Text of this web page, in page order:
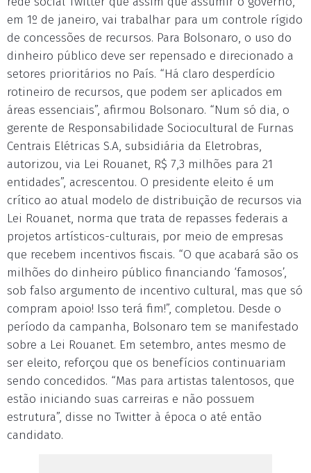
em 1º de janeiro, vai trabalhar para um controle rígido
de concessões de recursos. Para Bolsonaro, o uso do
dinheiro público deve ser repensado e direcionado a
setores prioritários no País. “Há claro desperdício
rotineiro de recursos, que podem ser aplicados em
áreas essenciais”, afirmou Bolsonaro. “Num só dia, o
gerente de Responsabilidade Sociocultural de Furnas
Centrais Elétricas S.A, subsidiária da Eletrobras,
autorizou, via Lei Rouanet, R$ 7,3 milhões para 21
entidades”, acrescentou. O presidente eleito é um
crítico ao atual modelo de distribuição de recursos via
Lei Rouanet, norma que trata de repasses federais a
projetos artísticos-culturais, por meio de empresas
que recebem incentivos fiscais. “O que acabará são os
milhões do dinheiro público financiando ‘famosos’,
sob falso argumento de incentivo cultural, mas que só
compram apoio! Isso terá fim!”, completou. Desde o
período da campanha, Bolsonaro tem se manifestado
sobre a Lei Rouanet. Em setembro, antes mesmo de
ser eleito, reforçou que os benefícios continuariam
sendo concedidos. “Mas para artistas talentosos, que
estão iniciando suas carreiras e não possuem
estrutura”, disse no Twitter à época o até então
candidato.